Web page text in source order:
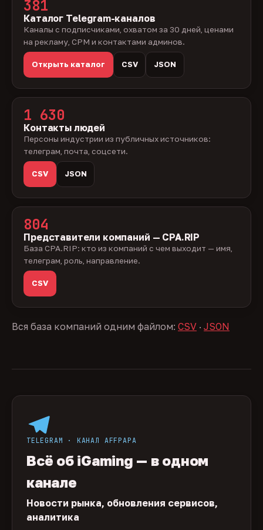
381
Каталог Telegram-каналов
Каналы с подписчиками, охватом за 30 дней, ценами
на рекламу, CPM и контактами админов.
Открыть каталог CSV JSON
1 630
Контакты людей
Персоны индустрии из публичных источников:
телеграм, почта, соцсети.
CSV JSON
804
Представители компаний — CPA.RIP
База CPA.RIP: кто из компаний с чем выходит — имя,
телеграм, роль, направление.
CSV
Вся база компаний одним файлом: CSV · JSON
TELEGRAM · КАНАЛ AFFPAPA
Всё об iGaming — в одном
канале
Новости рынка, обновления сервисов,
аналитика